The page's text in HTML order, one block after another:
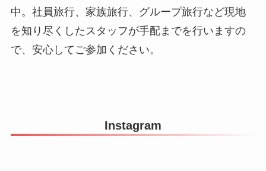
中。社員旅行、家族旅行、グループ旅行など現地
を知り尽くしたスタッフが手配までを行いますの
で、安心してご参加ください。
Instagram